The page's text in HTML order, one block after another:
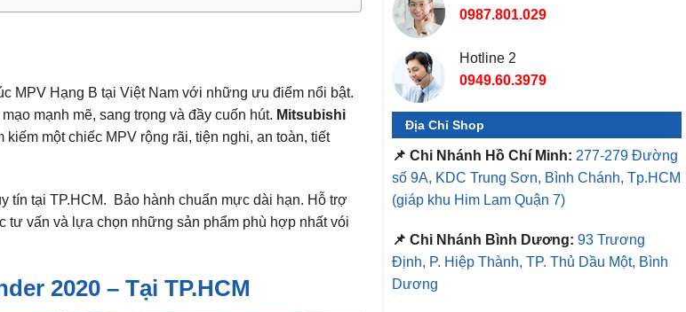
MPV Hạng B tại Việt Nam với những ưu điểm nổi bật.
mạnh mẽ, sang trọng và đầy cuốn hút. Mitsubishi
một chiếc MPV rộng rãi, tiện nghi, an toàn, tiết
tín tại TP.HCM. Bảo hành chuẩn mực dài hạn. Hỗ trợ
tư vấn và lựa chọn những sản phẩm phù hợp nhất vói
2020 – Tại TP.HCM
0987.801.029
Hotline 2
0949.60.3979
Địa Chỉ Shop
📌 Chi Nhánh Hồ Chí Minh: 277-279 Đường
số 9A, KDC Trung Sơn, Bình Chánh, Tp.HCM
(giáp khu Him Lam Quận 7)
📌 Chi Nhánh Bình Dương: 93 Trương
Định, P. Hiệp Thành, TP. Thủ Dầu Một, Bình
Dương